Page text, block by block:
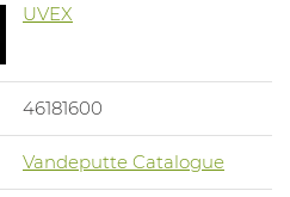
UVEX
46181600
Vandeputte Catalogue